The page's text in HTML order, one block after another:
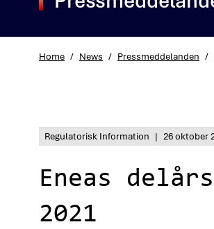
Home / News / Pressmeddelanden /
Regulatorisk Information | 26 oktober
Eneas
2021